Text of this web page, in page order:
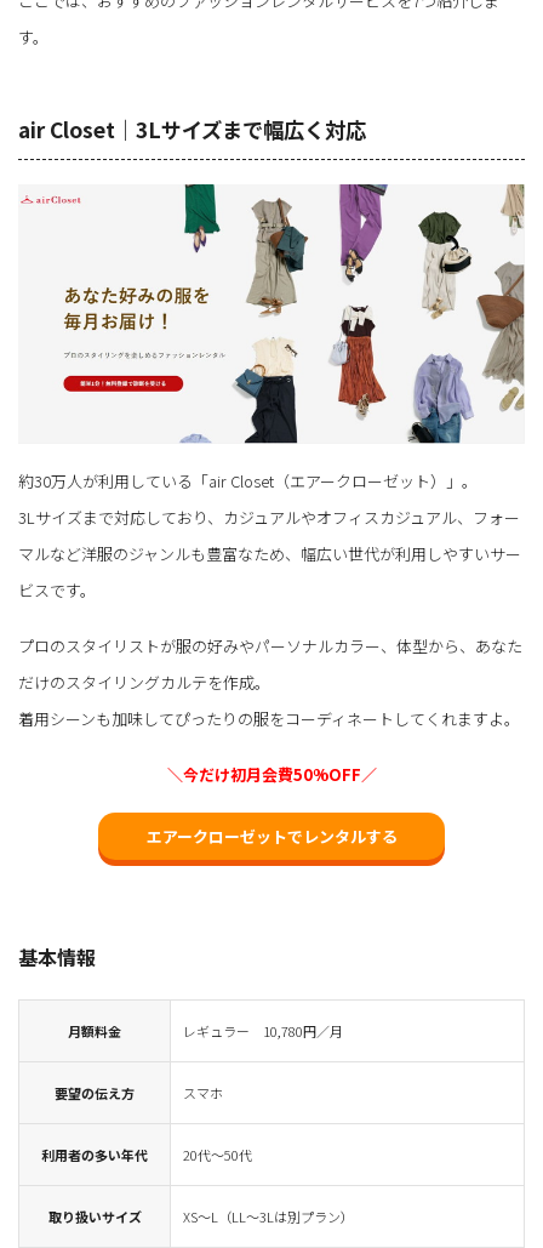
す。
air Closet｜3Lサイズまで幅広く対応
約30万人が利用している「air Closet（エアークローゼット）」。
3Lサイズまで対応しており、カジュアルやオフィスカジュアル、フォー
マルなど洋服のジャンルも豊富なため、幅広い世代が利用しやすいサー
ビスです。
プロのスタイリストが服の好みやパーソナルカラー、体型から、あなた
だけのスタイリングカルテを作成。
着用シーンも加味してぴったりの服をコーディネートしてくれますよ。
＼今だけ初月会費50%OFF／
エアークローゼットでレンタルする
基本情報
月額料金 レギュラー 10,780円／月
要望の伝え方 スマホ
利用者の多い年代 20代～50代
取り扱いサイズ XS～L（LL～3Lは別プラン）